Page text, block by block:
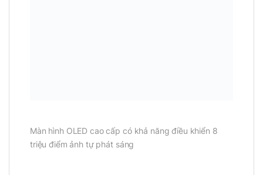
Màn hình OLED cao cấp có khả năng điều khiển 8
triệu điểm ảnh tự phát sáng